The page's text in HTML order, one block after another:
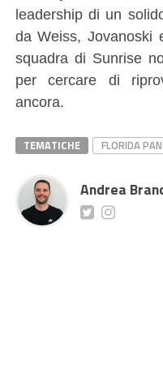
leadership di un
da Weiss, Jovanoski
squadra di Sunrise
per cercare di
ancora.
TEMATICHE FLORIDA
Andrea